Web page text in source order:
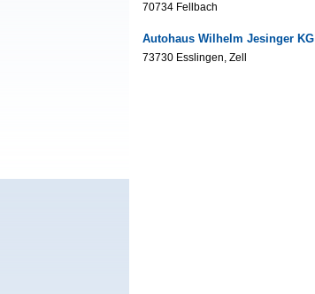
70734 Fellbach
Autohaus Wilhelm Jesinger KG
73730 Esslingen, Zell